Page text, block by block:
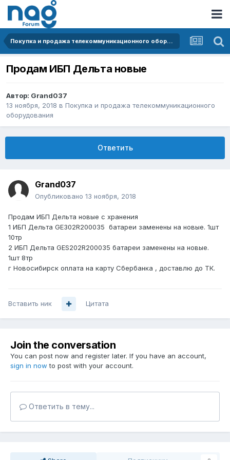
Покупка и продажа телекоммуникационного оборудования
Продам ИБП Дельта новые
Автор: Grand037
13 ноября, 2018 в Покупка и продажа телекоммуникационного
оборудования
Ответить
Grand037
Опубликовано 13 ноября, 2018
Продам ИБП Дельта новые с хранения
1 ИБП Дельта GE302R200035 батареи заменены на новые. 1шт
10тр
2 ИБП Дельта GES202R200035 батареи заменены на новые.
1шт 8тр
г Новосибирск оплата на карту Сбербанка , доставлю до ТК.
Вставить ник Цитата
Join the conversation
You can post now and register later. If you have an account,
sign in now to post with your account.
Ответить в тему...